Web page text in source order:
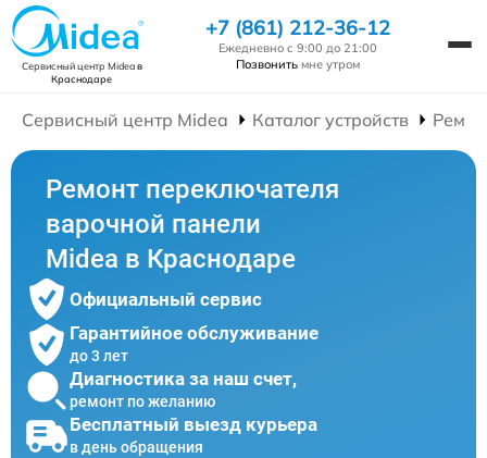
Сервисный центр Mideaв
Краснодаре
+7 (861) 212-36-12
Ежедневно с 9:00 до 21:00
Позвонить мне утром
Сервисный центр Midea Каталог устройств
Ремонт переключателя
варочной панели
Midea в Краснодаре
Официальный сервис
Гарантийное обслуживание
до 3 лет
Диагностика за наш счет,
ремонт по желанию
Бесплатный выезд курьера
в день обращения